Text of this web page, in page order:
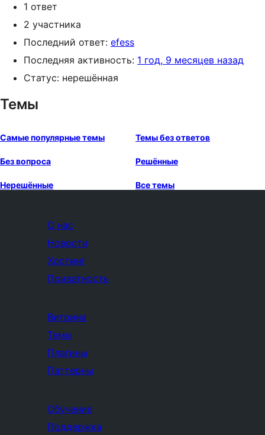
1 ответ
2 участника
Последний ответ: efess
Последняя активность: 1 год, 9 месяцев назад
Статус: нерешённая
Темы
Самые популярные темы Темы без ответов
Без вопроса Решённые
Нерешённые Все темы
О нас
Новости
Хостинг
Приватность
Витрина
Темы
Плагины
Паттерны
Обучение
Поддержка